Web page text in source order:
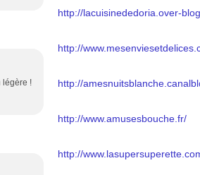
légère !
http://lacuisinededoria.over-
http://
http://
http://www.amusesbouche.fr/
http://